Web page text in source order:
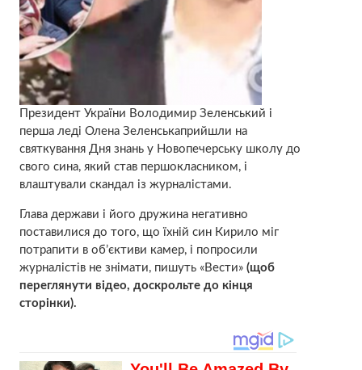
Президент України Володимир Зеленський і
перша леді Олена Зеленськаприйшли на
святкування Дня знань у Новопечерську школу до
свого сина, який став першокласником, і
влаштували скандал із журналістами.
Глава держави і його дружина негативно
поставилися до того, що їхній син Кирило міг
потрапити в об’єктиви камер, і попросили
журналістів не знімати, пишуть «Вести» (щоб
переглянути відео, доскрольте до кінця
сторінки).